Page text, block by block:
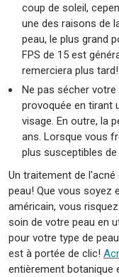
coup de soleil,
une des raisons de
peau, le plus grand
FPS de 15 est
remerciera plus tard!
Ne pas sécher
provoquée en tirant
visage. En outre, la
ans. Lorsque vous
plus susceptibles
Un traitement de
peau! Que vous soyez
américain, vous
soin de votre peau en
pour votre type de
est à portée de clic!
entièrement botanique